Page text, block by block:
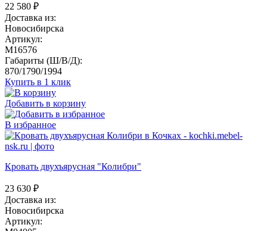
22 580 ₽
Доставка из:
Новосибирска
Артикул:
M16576
Габариты (Ш/В/Д):
870/1790/1994
Купить в 1 клик
Добавить в корзину
В избранное
Кровать двухъярусная "Колибри"
23 630 ₽
Доставка из:
Новосибирска
Артикул: